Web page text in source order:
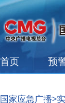
首页 预
国家应急广播>